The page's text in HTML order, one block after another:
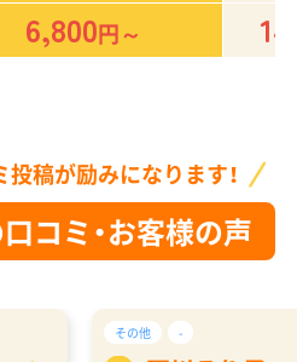
6,800円～
稿が励みになります！
コミ・お客様の声
その他 -